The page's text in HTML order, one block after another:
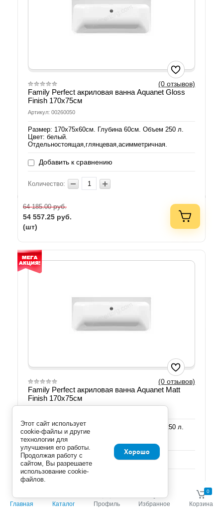
(0 отзывов)
Family Perfect акриловая ванна Aquanet Gloss
Finish 170х75см
Артикул: 00260050
Размер: 170х75х60см. Глубина 60см. Объем 250 л.
Цвет: белый.
Отдельностоящая,глянцевая,асимметричная.
Добавить к сравнению
Количество:
64 185.00руб.
54 557.25 руб.
(шт)
(0 отзывов)
Family Perfect акриловая ванна Aquanet Matt
Finish 170х75см
Размер: 170х75х60см. Глубина 60см. Объем 250 л.
Цвет: белый.
Отдельностоящая,матовая,асимметричная.
Добавить к сравнению
Количество:
72 848.00руб.
Главная Каталог Профиль Избранное
0
Корзина
Этот сайт использует
cookie-файлы и другие
технологии для
улучшения его работы.
Продолжая работу с
сайтом, Вы разрешаете
использование cookie-
файлов.
Хорошо